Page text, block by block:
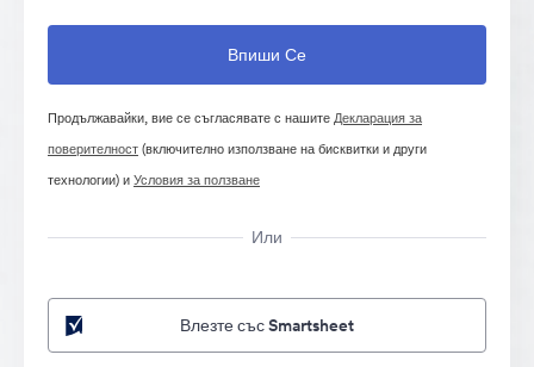
Продължавайки, вие се съгласявате с нашитеДекларация за
поверителност(включително използване на бисквитки и други
технологии) иУсловия за ползване
Или
Влезте със Smartsheet